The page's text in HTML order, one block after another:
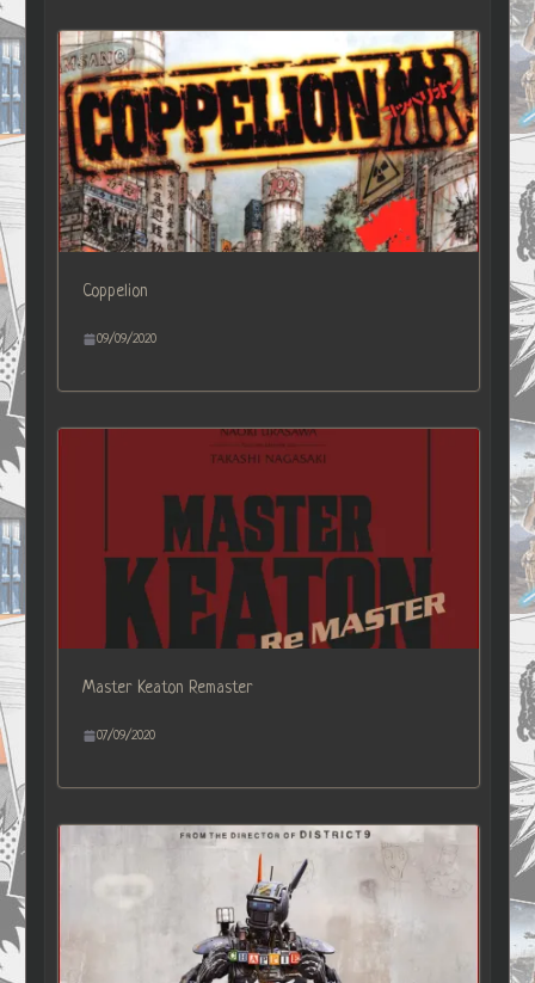
Coppelion
09/09/2020
Master Keaton Remaster
07/09/2020